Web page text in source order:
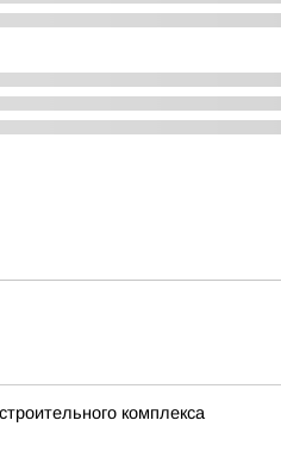
комплекса